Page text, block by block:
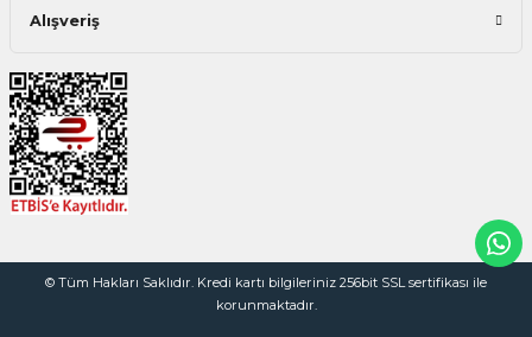
Alışveriş
© Tüm Hakları Saklıdır. Kredi kartı bilgileriniz 256bit SSL sertifikası ile
korunmaktadır.